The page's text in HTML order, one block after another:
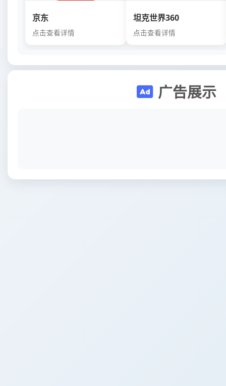
京东
点击查看详情
坦克世界360
点击查看详情
广告展示